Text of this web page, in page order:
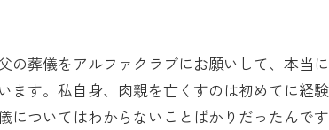
の葬儀をアルファクラブにお願いして、本当
ます。私自身、肉親を亡くすのは初めてに経
についてはわからないことばかりだったんで